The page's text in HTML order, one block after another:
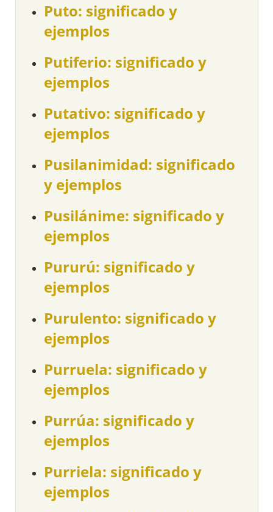
Puto: significado y
ejemplos
Putiferio: significado y
ejemplos
Putativo: significado y
ejemplos
Pusilanimidad: significado
y ejemplos
Pusilánime: significado y
ejemplos
Pururú: significado y
ejemplos
Purulento: significado y
ejemplos
Purruela: significado y
ejemplos
Purrúa: significado y
ejemplos
Purriela: significado y
ejemplos